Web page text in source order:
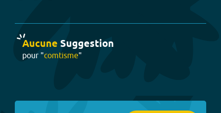
Aucune Suggestion
pour "comtisme"